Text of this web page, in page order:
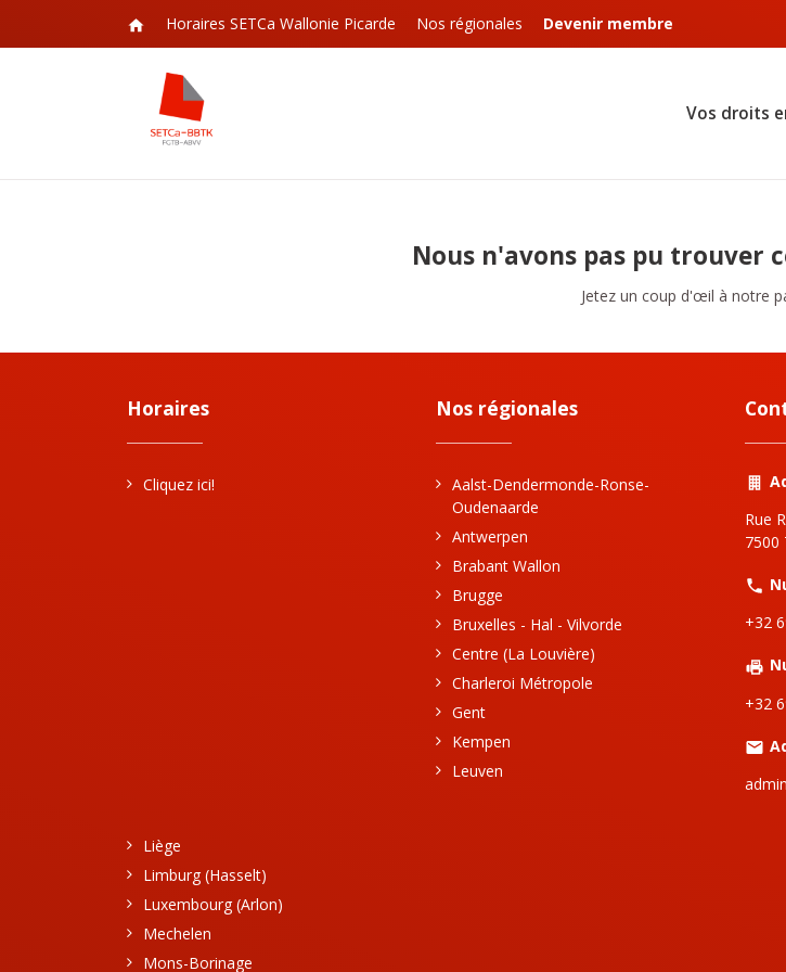
Horaires SETCa Wallonie Picarde Nos régionales Devenir membre
Vos droits
Nous n'avons pas pu trouver
Jetez un coup d'œil à notre
Horaires
Cliquez ici!
Nos régionales
Aalst-Dendermonde-Ronse-
Oudenaarde
Antwerpen
Brabant Wallon
Brugge
Bruxelles - Hal - Vilvorde
Centre (La Louvière)
Charleroi Métropole
Gent
Kempen
Leuven
Liège
Limburg (Hasselt)
Luxembourg (Arlon)
Mechelen
Mons-Borinage
Rue
7500
+32
+32